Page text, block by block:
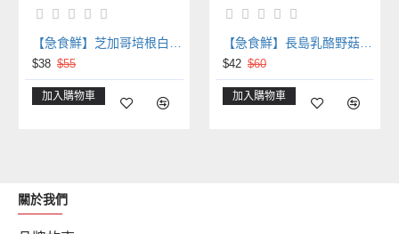
$38 $55
加入購物車
【急食鮮】長島乳酪野菇雞肉麵(320g)
$42 $60
加入購物車
關於我們